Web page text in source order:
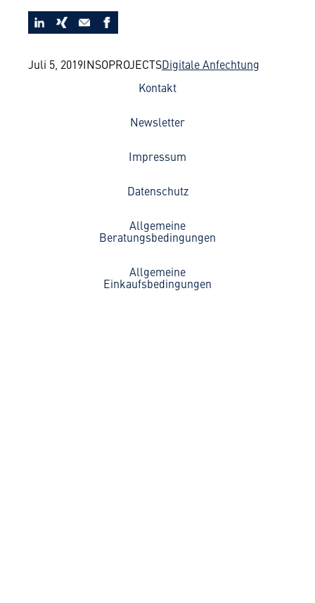
Juli 5, 2019INSOPROJECTSDigitale Anfechtung
Kontakt
Newsletter
Impressum
Datenschutz
Allgemeine
Beratungsbedingungen
Allgemeine
Einkaufsbedingungen